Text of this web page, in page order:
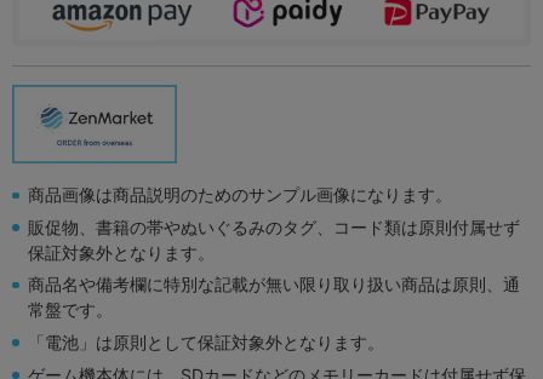
商品画像は商品説明のためのサンプル画像になります。
販促物、書籍の帯やぬいぐるみのタグ、コード類は原則付属せず
保証対象外となります。
商品名や備考欄に特別な記載が無い限り取り扱い商品は原則、通
常盤です。
「電池」は原則として保証対象外となります。
ゲーム機本体には、SDカードなどのメモリーカードは付属せず保